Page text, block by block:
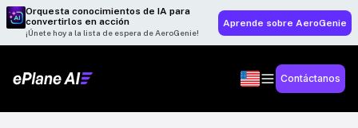
Orquesta conocimientos de IA para
convertirlos en acción
¡Únete hoy a la lista de espera de AeroGenie!
Aprende sobre AeroGenie
Contáctanos